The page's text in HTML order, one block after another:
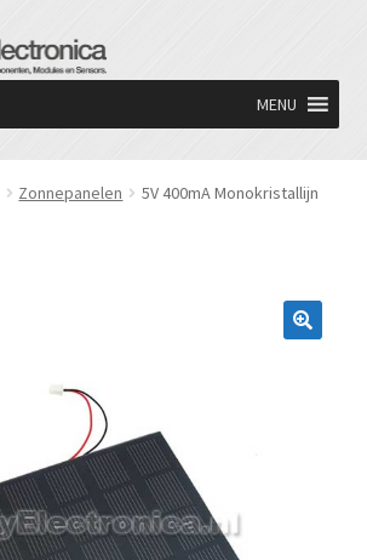
MENU
Zonnepanelen
5V 400mA Monokristallijn